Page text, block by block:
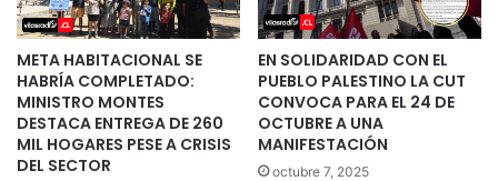
META HABITACIONAL SE
HABRÍA COMPLETADO:
MINISTRO MONTES
DESTACA ENTREGA DE 260
MIL HOGARES PESE A CRISIS
DEL SECTOR
EN SOLIDARIDAD CON EL
PUEBLO PALESTINO LA CUT
CONVOCA PARA EL 24 DE
OCTUBRE A UNA
MANIFESTACIÓN
octubre 7, 2025